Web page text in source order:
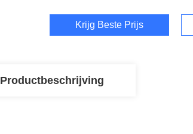
Krijg Beste Prijs
Productbeschrijving